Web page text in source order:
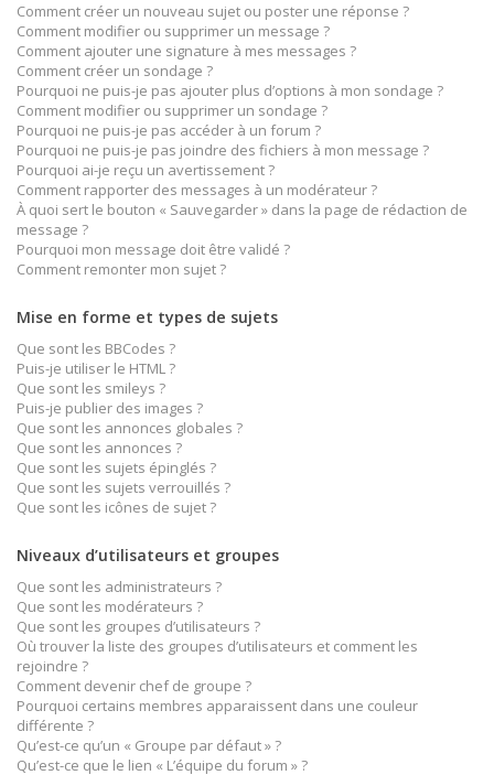
Comment créer un nouveau sujet ou poster une réponse ?
Comment modifier ou supprimer un message ?
Comment ajouter une signature à mes messages ?
Comment créer un sondage ?
Pourquoi ne puis-je pas ajouter plus d’options à mon sondage ?
Comment modifier ou supprimer un sondage ?
Pourquoi ne puis-je pas accéder à un forum ?
Pourquoi ne puis-je pas joindre des fichiers à mon message ?
Pourquoi ai-je reçu un avertissement ?
Comment rapporter des messages à un modérateur ?
À quoi sert le bouton « Sauvegarder » dans la page de rédaction de
message ?
Pourquoi mon message doit être validé ?
Comment remonter mon sujet ?
Mise en forme et types de sujets
Que sont les BBCodes ?
Puis-je utiliser le HTML ?
Que sont les smileys ?
Puis-je publier des images ?
Que sont les annonces globales ?
Que sont les annonces ?
Que sont les sujets épinglés ?
Que sont les sujets verrouillés ?
Que sont les icônes de sujet ?
Niveaux d’utilisateurs et groupes
Que sont les administrateurs ?
Que sont les modérateurs ?
Que sont les groupes d’utilisateurs ?
Où trouver la liste des groupes d’utilisateurs et comment les
rejoindre ?
Comment devenir chef de groupe ?
Pourquoi certains membres apparaissent dans une couleur
différente ?
Qu’est-ce qu’un « Groupe par défaut » ?
Qu’est-ce que le lien « L’équipe du forum » ?